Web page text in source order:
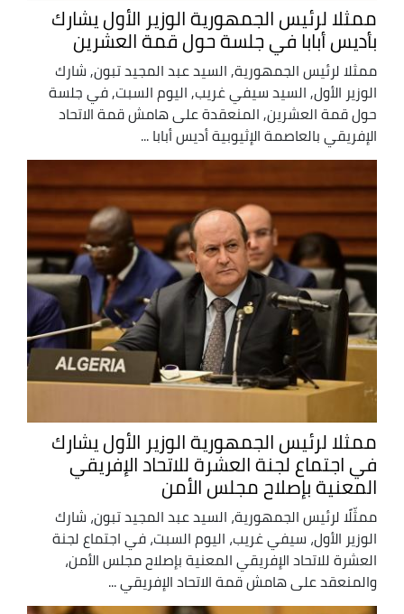
ممثلا لرئيس الجمهورية الوزير الأول يشارك
بأديس أبابا في جلسة حول قمة العشرين
ممثلا لرئيس الجمهورية, السيد عبد المجيد تبون, شارك
الوزير الأول, السيد سيفي غريب, اليوم السبت, في جلسة
حول قمة العشرين, المنعقدة على هامش قمة الاتحاد
الإفريقي بالعاصمة الإثيوبية أديس أبابا ...
ممثلا لرئيس الجمهورية الوزير الأول يشارك
في اجتماع لجنة العشرة للاتحاد الإفريقي
المعنية بإصلاح مجلس الأمن
ممثّلًا لرئيس الجمهورية، السيد عبد المجيد تبون، شارك
الوزير الأول، سيفي غريب، اليوم السبت، في اجتماع لجنة
العشرة للاتحاد الإفريقي المعنية بإصلاح مجلس الأمن،
والمنعقد على هامش قمة الاتحاد الإفريقي ...